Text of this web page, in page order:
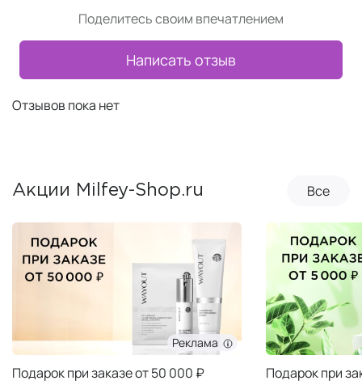
Поделитесь своим впечатлением
Написать отзыв
Отзывов пока нет
Акции Milfey-Shop.ru Все
Реклама
Подарок при заказе от 50 000 ₽ Подарок при